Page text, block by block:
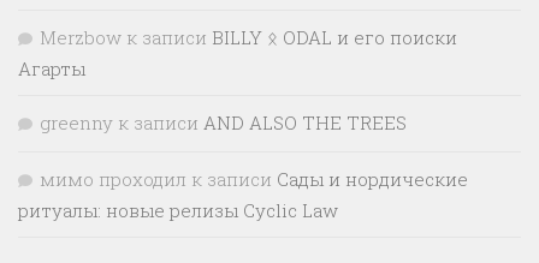
Merzbow к записи BILLY ᛟ ODAL и его поиски
Агарты
greenny к записи AND ALSO THE TREES
мимо проходил к записи Сады и нордические
ритуалы: новые релизы Cyclic Law